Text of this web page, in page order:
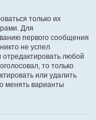
только их
Для
первого сообщения
не успел
отредактировать любой
то только
или удалить
менять варианты